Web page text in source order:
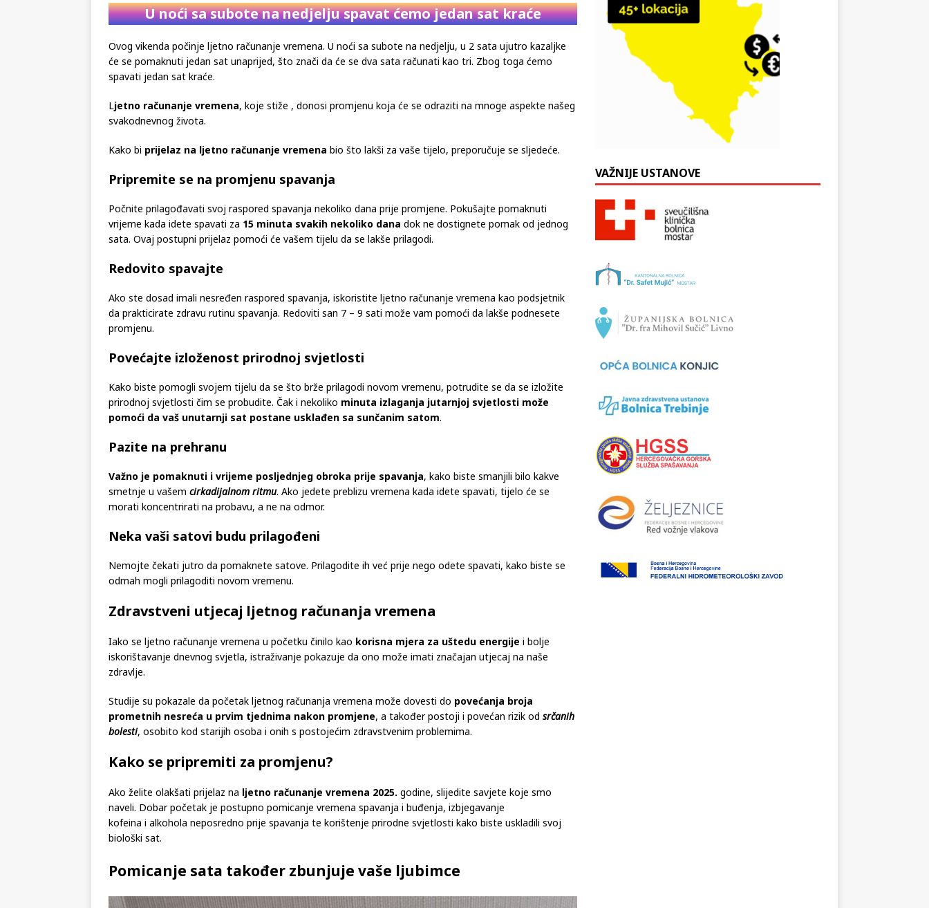
U noći sa subote na nedjelju spavat ćemo jedan sat kraće
Ovog vikenda počinje ljetno računanje vremena. U noći sa subote na nedjelju, u 2 sata ujutro kazaljke
će se pomaknuti jedan sat unaprijed, što znači da će se dva sata računati kao tri. Zbog toga ćemo
spavati jedan sat kraće.
Ljetno računanje vremena, koje stiže , donosi promjenu koja će se odraziti na mnoge aspekte našeg
svakodnevnog života.
Kako bi prijelaz na ljetno računanje vremena bio što lakši za vaše tijelo, preporučuje se sljedeće.
Pripremite se na promjenu spavanja
Počnite prilagođavati svoj raspored spavanja nekoliko dana prije promjene. Pokušajte pomaknuti
vrijeme kada idete spavati za 15 minuta svakih nekoliko dana dok ne dostignete pomak od jednog
sata. Ovaj postupni prijelaz pomoći će vašem tijelu da se lakše prilagodi.
Redovito spavajte
Ako ste dosad imali nesređen raspored spavanja, iskoristite ljetno računanje vremena kao podsjetnik
da prakticirate zdravu rutinu spavanja. Redoviti san 7 – 9 sati može vam pomoći da lakše podnesete
promjenu.
Povećajte izloženost prirodnoj svjetlosti
Kako biste pomogli svojem tijelu da se što brže prilagodi novom vremenu, potrudite se da se izložite
prirodnoj svjetlosti čim se probudite. Čak i nekoliko minuta izlaganja jutarnjoj svjetlosti može
pomoći da vaš unutarnji sat postane usklađen sa sunčanim satom.
Pazite na prehranu
Važno je pomaknuti i vrijeme posljednjeg obroka prije spavanja, kako biste smanjili bilo kakve
smetnje u vašem cirkadijalnom ritmu. Ako jedete preblizu vremena kada idete spavati, tijelo će se
morati koncentrirati na probavu, a ne na odmor.
Neka vaši satovi budu prilagođeni
Nemojte čekati jutro da pomaknete satove. Prilagodite ih već prije nego odete spavati, kako biste se
odmah mogli prilagoditi novom vremenu.
Zdravstveni utjecaj ljetnog računanja vremena
Iako se ljetno računanje vremena u početku činilo kao korisna mjera za uštedu energije i bolje
iskorištavanje dnevnog svjetla, istraživanje pokazuje da ono može imati značajan utjecaj na naše
zdravlje.
Studije su pokazale da početak ljetnog računanja vremena može dovesti do povećanja broja
prometnih nesreća u prvim tjednima nakon promjene, a također postoji i povećan rizik od srčanih
bolesti, osobito kod starijih osoba i onih s postojećim zdravstvenim problemima.
Kako se pripremiti za promjenu?
Ako želite olakšati prijelaz na ljetno računanje vremena 2025. godine, slijedite savjete koje smo
naveli. Dobar početak je postupno pomicanje vremena spavanja i buđenja, izbjegavanje
kofeina i alkohola neposredno prije spavanja te korištenje prirodne svjetlosti kako biste uskladili svoj
biološki sat.
Pomicanje sata također zbunjuje vaše ljubimce
VAŽNIJE USTANOVE